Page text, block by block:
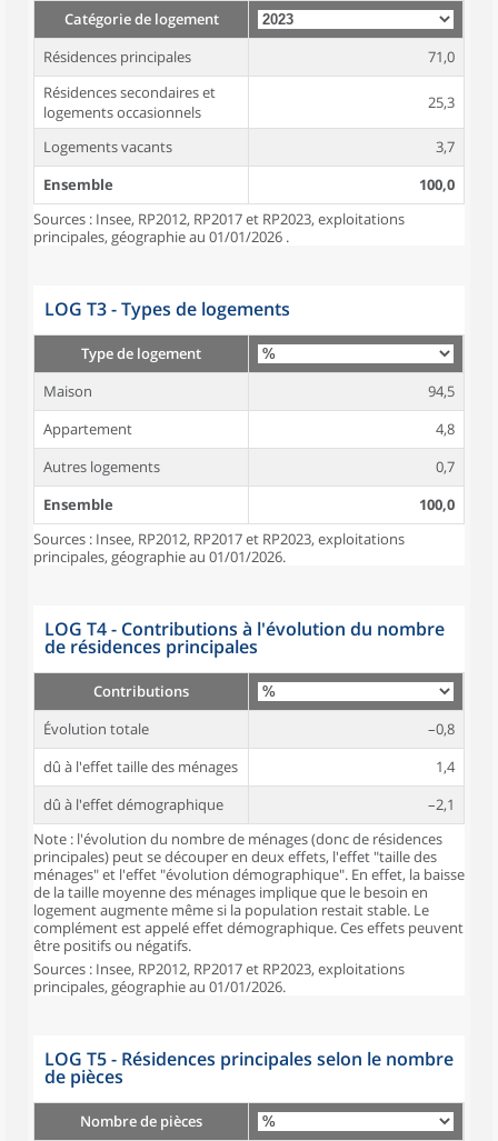
Catégorie de logement
Résidences principales
71,0
Résidences secondaires et
logements occasionnels
25,3
Logements vacants
3,7
Ensemble
100,0
Sources : Insee, RP2012, RP2017 et RP2023, exploitations
principales, géographie au 01/01/2026 .
LOG T3 - Types de logements
Type de logement
Maison
94,5
Appartement
4,8
Autres logements
0,7
Ensemble
100,0
Sources : Insee, RP2012, RP2017 et RP2023, exploitations
principales, géographie au 01/01/2026.
LOG T4 - Contributions à l'évolution du nombre
de résidences principales
Contributions
Évolution totale
–0,8
dû à l'effet taille des ménages
1,4
dû à l'effet démographique
–2,1
Note : l'évolution du nombre de ménages (donc de résidences
principales) peut se découper en deux effets, l'effet "taille des
ménages" et l'effet "évolution démographique". En effet, la baisse
de la taille moyenne des ménages implique que le besoin en
logement augmente même si la population restait stable. Le
complément est appelé effet démographique. Ces effets peuvent
être positifs ou négatifs.
Sources : Insee, RP2012, RP2017 et RP2023, exploitations
principales, géographie au 01/01/2026.
LOG T5 - Résidences principales selon le nombre
de pièces
Nombre de pièces